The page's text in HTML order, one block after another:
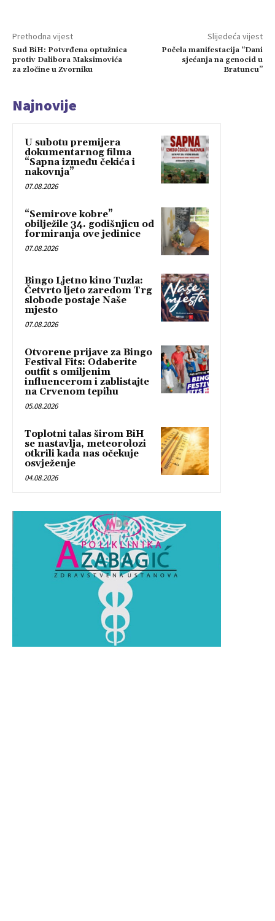
Prethodna vijest
Sud BiH: Potvrđena optužnica
protiv Dalibora Maksimovića
za zločine u Zvorniku
Slijedeća vijest
Počela manifestacija “Dani
sjećanja na genocid u
Bratuncu”
Najnovije
U subotu premijera
dokumentarnog filma
“Sapna između čekića i
nakovnja”
07.08.2026
“Semirove kobre”
obilježile 34. godišnjicu od
formiranja ove jedinice
07.08.2026
Bingo Ljetno kino Tuzla:
Četvrto ljeto zaredom Trg
slobode postaje Naše
mjesto
07.08.2026
Otvorene prijave za Bingo
Festival Fits: Odaberite
outfit s omiljenim
influencerom i zablistajte
na Crvenom tepihu
05.08.2026
Toplotni talas širom BiH
se nastavlja, meteorolozi
otkrili kada nas očekuje
osvježenje
04.08.2026